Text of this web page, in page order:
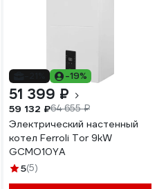
-19%
51 399 ₽
59 132 ₽64 655 ₽
Электрический настенный
котел Ferroli Tor 9kW
GCMO10YA
5(5)